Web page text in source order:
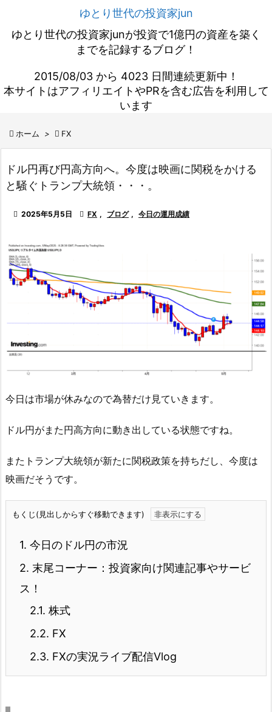
ゆとり世代の投資家jun
ゆとり世代の投資家junが投資で1億円の資産を築く
までを記録するブログ！
2015/08/03 から 4023 日間連続更新中！
本サイトはアフィリエイトやPRを含む広告を利用して
います
 ホーム >  FX
ドル円再び円高方向へ。今度は映画に関税をかける
と騒ぐトランプ大統領・・・。
 2025年5月5日  FX , ブログ , 今日の運用成績
今日は市場が休みなので為替だけ見ていきます。
ドル円がまた円高方向に動き出している状態ですね。
またトランプ大統領が新たに関税政策を持ちだし、今度は
映画だそうです。
もくじ(見出しからすぐ移動できます)
1. 今日のドル円の市況
2. 末尾コーナー：投資家向け関連記事やサービ
ス！
2.1. 株式
2.2. FX
2.3. FXの実況ライブ配信Vlog